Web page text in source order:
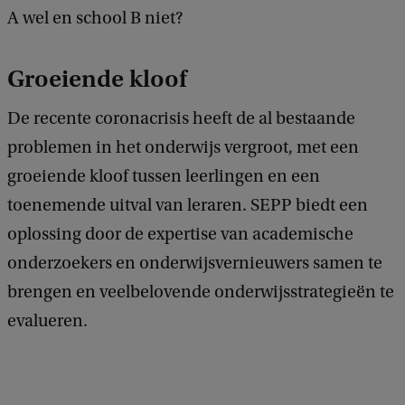
A wel en school B niet?
Groeiende kloof
De recente coronacrisis heeft de al bestaande
problemen in het onderwijs vergroot, met een
groeiende kloof tussen leerlingen en een
toenemende uitval van leraren. SEPP biedt een
oplossing door de expertise van academische
onderzoekers en onderwijsvernieuwers samen te
brengen en veelbelovende onderwijsstrategieën te
evalueren.